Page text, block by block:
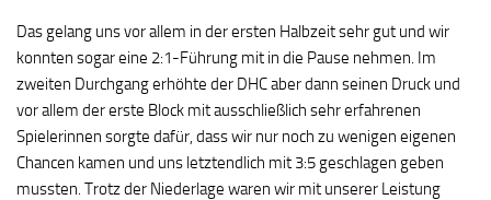
Das gelang uns vor allem in der ersten Halbzeit sehr gut und wir
konnten sogar eine 2:1-Führung mit in die Pause nehmen. Im
zweiten Durchgang erhöhte der DHC aber dann seinen Druck und
vor allem der erste Block mit ausschließlich sehr erfahrenen
Spielerinnen sorgte dafür, dass wir nur noch zu wenigen eigenen
Chancen kamen und uns letztendlich mit 3:5 geschlagen geben
mussten. Trotz der Niederlage waren wir mit unserer Leistung